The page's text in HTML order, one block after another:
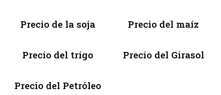
Precio de la soja Precio del maíz
Precio del trigo Precio del Girasol
Precio del Petróleo